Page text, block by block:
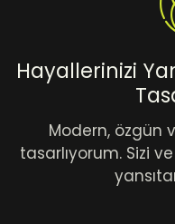
Hayallerinizi
Modern, özgün
tasarlıyorum. Sizi